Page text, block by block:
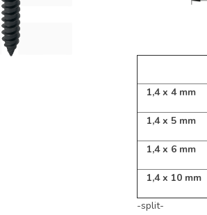
1,4 x 4 mm
1,4 x 5 mm
1,4 x 6 mm
1,4 x 10 mm
-split-